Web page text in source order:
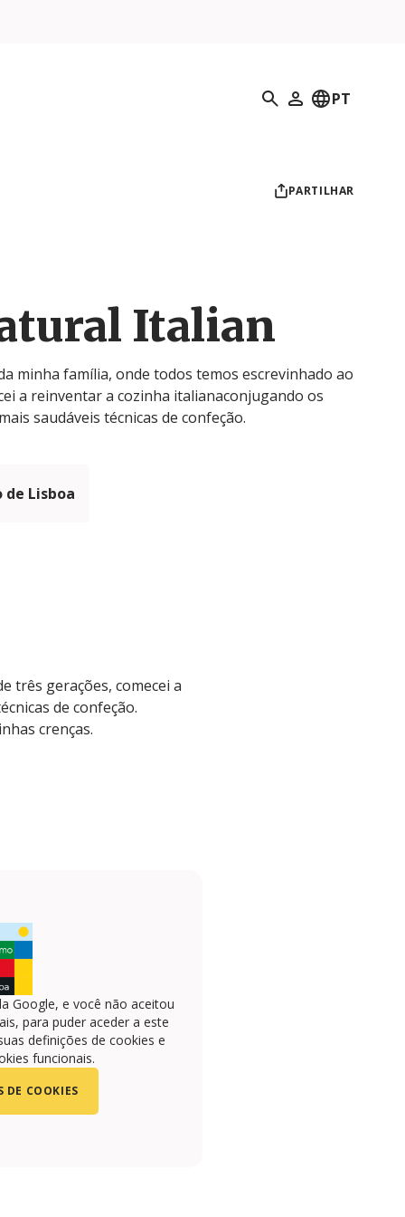
Pesquisar
O meu perfil
PT
PARTILHAR
Italian
minha família, onde todos temos escrevinhado ao
a reinventar a cozinha italianaconjugando os
saudáveis técnicas de confeção.
Lisboa
três gerações, comecei a
de confeção.
crenças.
Google, e você não aceitou
para puder aceder a este
definições de cookies e
funcionais.
DE COOKIES